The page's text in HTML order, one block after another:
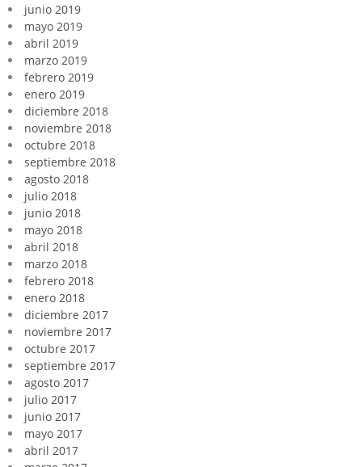
junio 2019
mayo 2019
abril 2019
marzo 2019
febrero 2019
enero 2019
diciembre 2018
noviembre 2018
octubre 2018
septiembre 2018
agosto 2018
julio 2018
junio 2018
mayo 2018
abril 2018
marzo 2018
febrero 2018
enero 2018
diciembre 2017
noviembre 2017
octubre 2017
septiembre 2017
agosto 2017
julio 2017
junio 2017
mayo 2017
abril 2017